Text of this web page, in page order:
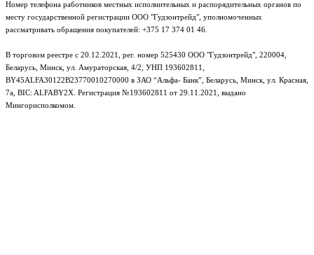
Номер телефона работников местных исполнительных и распорядительных органов по
месту государственной регистрации ООО "Гудзонтрейд", уполномоченных
рассматривать обращения покупателей: +375 17 374 01 46.
В торговом реестре с 20.12.2021, рег. номер 525430 ООО "Гудзонтрейд", 220004,
Беларусь, Минск, ул. Амураторская, 4/2, УНП 193602811,
BY45ALFA30122B23770010270000 в ЗАО “Альфа- Банк”, Беларусь, Минск, ул. Красная,
7а, BIC: ALFABY2X. Регистрация №193602811 от 29.11.2021, выдано
Мингорисполкомом.